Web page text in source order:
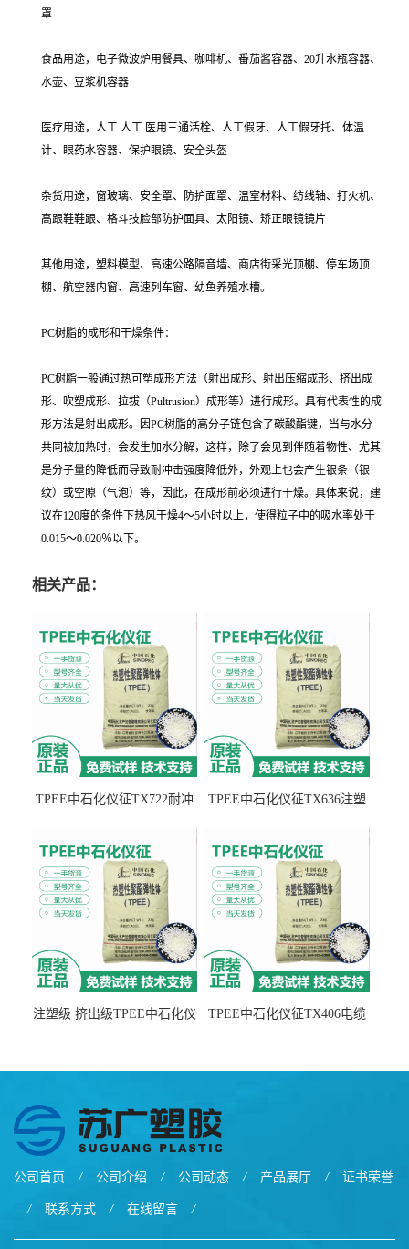
罩
食品用途，电子微波炉用餐具、咖啡机、番茄酱容器、20升水瓶容器、
水壶、豆浆机容器
医疗用途，人工 人工 医用三通活栓、人工假牙、人工假牙托、体温
计、眼药水容器、保护眼镜、安全头盔
杂货用途，窗玻璃、安全罩、防护面罩、温室材料、纺线轴、打火机、
高跟鞋鞋跟、格斗技脸部防护面具、太阳镜、矫正眼镜镜片
其他用途，塑料模型、高速公路隔音墙、商店街采光顶棚、停车场顶
棚、航空器内窗、高速列车窗、幼鱼养殖水槽。
PC树脂的成形和干燥条件：
PC树脂一般通过热可塑成形方法（射出成形、射出压缩成形、挤出成
形、吹塑成形、拉拔（Pultrusion）成形等）进行成形。具有代表性的成
形方法是射出成形。因PC树脂的高分子链包含了碳酸酯键，当与水分
共同被加热时，会发生加水分解，这样，除了会见到伴随着物性、尤其
是分子量的降低而导致耐冲击强度降低外，外观上也会产生银条（银
纹）或空隙（气泡）等，因此，在成形前必须进行干燥。具体来说，建
议在120度的条件下热风干燥4～5小时以上，使得粒子中的吸水率处于
0.015～0.020％以下。
相关产品：
TPEE中石化仪征TX722耐冲
TPEE中石化仪征TX636注塑
注塑级 挤出级TPEE中石化仪
TPEE中石化仪征TX406电缆
公司首页 / 公司介绍 / 公司动态 / 产品展厅 / 证书荣誉
/ 联系方式 / 在线留言 /